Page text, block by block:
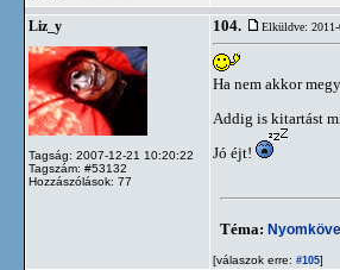
Liz_y
Tagság: 2007-12-21 10:20:22
Tagszám: #53132
Hozzászólások: 77
104. Elküldve:
Ha nem akkor
Addig is kitartást
Jó éjt!
Téma:
[válaszok erre: #105]